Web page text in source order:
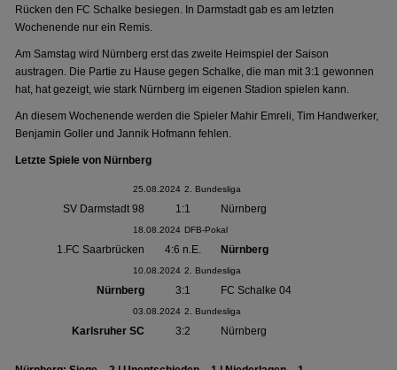
Rücken den FC Schalke besiegen. In Darmstadt gab es am letzten
Wochenende nur ein Remis.
Am Samstag wird Nürnberg erst das zweite Heimspiel der Saison
austragen. Die Partie zu Hause gegen Schalke, die man mit 3:1 gewonnen
hat, hat gezeigt, wie stark Nürnberg im eigenen Stadion spielen kann.
An diesem Wochenende werden die Spieler Mahir Emreli, Tim Handwerker,
Benjamin Goller und Jannik Hofmann fehlen.
Letzte Spiele von Nürnberg
25.08.2024 2. Bundesliga
SV Darmstadt 98 1:1 Nürnberg
18.08.2024 DFB-Pokal
1.FC Saarbrücken 4:6 n.E. Nürnberg
10.08.2024 2. Bundesliga
Nürnberg 3:1 FC Schalke 04
03.08.2024 2. Bundesliga
Karlsruher SC 3:2 Nürnberg